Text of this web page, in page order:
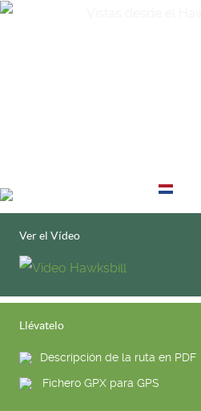
Ver el Vídeo
Llévatelo
Descripción de la ruta en PDF
Fichero GPX para GPS